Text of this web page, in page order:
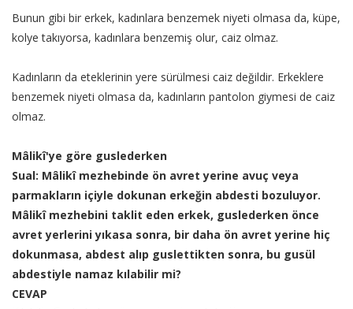
Bunun gibi bir erkek, kadınlara benzemek niyeti olmasa da, küpe,
kolye takıyorsa, kadınlara benzemiş olur, caiz olmaz.
Kadınların da eteklerinin yere sürülmesi caiz değildir. Erkeklere
benzemek niyeti olmasa da, kadınların pantolon giymesi de caiz
olmaz.
Mâlikî'ye göre guslederken
Sual: Mâlikî mezhebinde ön avret yerine avuç veya
parmakların içiyle dokunan erkeğin abdesti bozuluyor.
Mâlikî mezhebini taklit eden erkek, guslederken önce
avret yerlerini yıkasa sonra, bir daha ön avret yerine hiç
dokunmasa, abdest alıp guslettikten sonra, bu gusül
abdestiyle namaz kılabilir mi?
CEVAP